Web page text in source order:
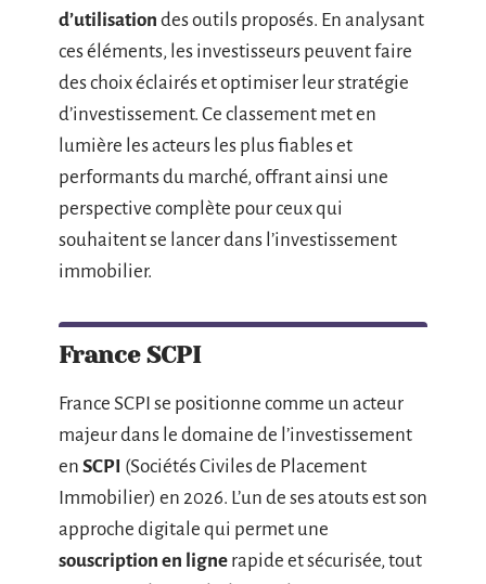
d’utilisation des outils proposés. En analysant
ces éléments, les investisseurs peuvent faire
des choix éclairés et optimiser leur stratégie
d’investissement. Ce classement met en
lumière les acteurs les plus fiables et
performants du marché, offrant ainsi une
perspective complète pour ceux qui
souhaitent se lancer dans l’investissement
immobilier.
France SCPI
France SCPI se positionne comme un acteur
majeur dans le domaine de l’investissement
en SCPI (Sociétés Civiles de Placement
Immobilier) en 2026. L’un de ses atouts est son
approche digitale qui permet une
souscription en ligne rapide et sécurisée, tout